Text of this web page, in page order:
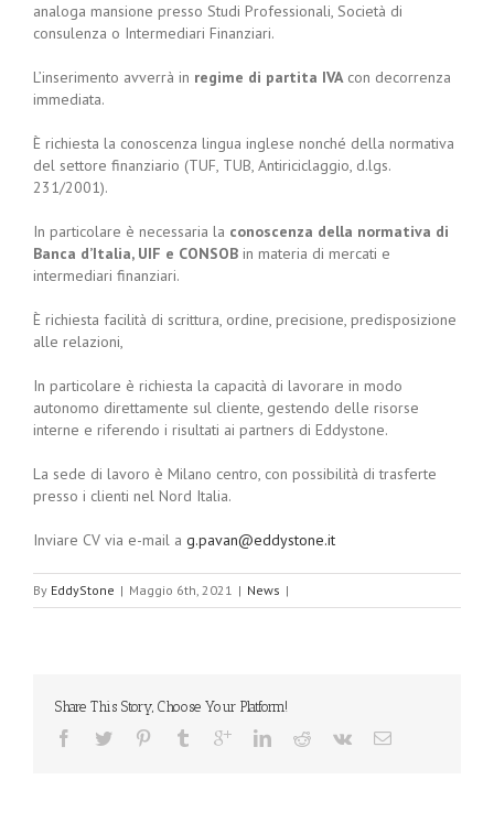
analoga mansione presso Studi Professionali, Società di
consulenza o Intermediari Finanziari.
L’inserimento avverrà in regime di partita IVAcon decorrenza
immediata.
È richiesta la conoscenza lingua inglese nonché della normativa
del settore finanziario (TUF, TUB, Antiriciclaggio, d.lgs.
231/2001).
In particolare è necessaria la conoscenza della normativa di
Banca d’Italia, UIF e CONSOB in materia di mercati e
intermediari finanziari.
È richiesta facilità di scrittura, ordine, precisione, predisposizione
alle relazioni,
In particolare è richiesta la capacità di lavorare in modo
autonomo direttamente sul cliente, gestendo delle risorse
interne e riferendo i risultati ai partners di Eddystone.
La sede di lavoro è Milano centro, con possibilità di trasferte
presso i clienti nel Nord Italia.
Inviare CV via e-mail a g.pavan@eddystone.it
By EddyStone | Maggio 6th, 2021 | News |
Share This Story, Choose Your Platform!